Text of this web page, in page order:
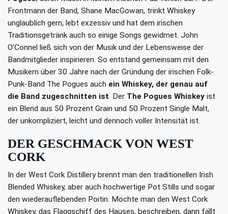
Frontmann der Band, Shane MacGowan, trinkt Whiskey
unglaublich gern, lebt exzessiv und hat dem irischen
Traditionsgetränk auch so einige Songs gewidmet. John
O’Connel ließ sich von der Musik und der Lebensweise der
Bandmitglieder inspirieren. So entstand gemeinsam mit den
Musikern über 30 Jahre nach der Gründung der irischen Folk-
Punk-Band The Pogues auch ein Whiskey, der genau auf
die Band zugeschnitten ist. Der The Pogues Whiskey ist
ein Blend aus 50 Prozent Grain und 50 Prozent Single Malt,
der unkompliziert, leicht und dennoch voller Intensität ist.
DER GESCHMACK VON WEST
CORK
In der West Cork Distillery brennt man den traditionellen Irish
Blended Whiskey, aber auch hochwertige Pot Stills und sogar
den wiederauflebenden Poitin. Möchte man den West Cork
Whiskey, das Flaggschiff des Hauses, beschreiben, dann fällt